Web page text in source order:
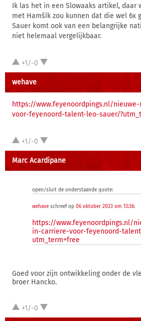
Ik las het in een Slowaaks artikel, daar
met Hamšík zou kunnen dat die wel 6x
Sauer komt ook van een belangrijke
niet helemaal vergelijkbaar.
+1/-0
wehave
https://www.feyenoordpings.nl/
voor-feyenoord-talent-leo-sauer/
+1/-0
Marc Acardipane
open/sluit de onderstaande quote:
wehave schreef op 06 oktober 2023 om 13:36:
https://www.feyenoordpings.nl/
in-carriere-voor-feyenoord-
utm_term=free
Goed voor zijn ontwikkeling onder de
broer Hancko.
+1/-0